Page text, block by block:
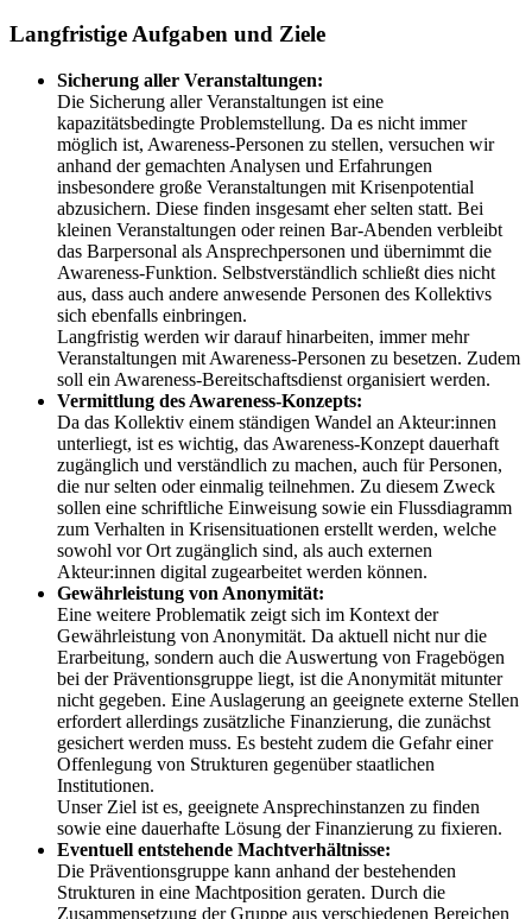
Langfristige Aufgaben und Ziele
Sicherung aller Veranstaltungen:
Die Sicherung aller Veranstaltungen ist eine
kapazitätsbedingte Problemstellung. Da es nicht immer
möglich ist, Awareness-Personen zu stellen, versuchen wir
anhand der gemachten Analysen und Erfahrungen
insbesondere große Veranstaltungen mit Krisenpotential
abzusichern. Diese finden insgesamt eher selten statt. Bei
kleinen Veranstaltungen oder reinen Bar-Abenden verbleibt
das Barpersonal als Ansprechpersonen und übernimmt die
Awareness-Funktion. Selbstverständlich schließt dies nicht
aus, dass auch andere anwesende Personen des Kollektivs
sich ebenfalls einbringen.
Langfristig werden wir darauf hinarbeiten, immer mehr
Veranstaltungen mit Awareness-Personen zu besetzen. Zudem
soll ein Awareness-Bereitschaftsdienst organisiert werden.
Vermittlung des Awareness-Konzepts:
Da das Kollektiv einem ständigen Wandel an Akteur:innen
unterliegt, ist es wichtig, das Awareness-Konzept dauerhaft
zugänglich und verständlich zu machen, auch für Personen,
die nur selten oder einmalig teilnehmen. Zu diesem Zweck
sollen eine schriftliche Einweisung sowie ein Flussdiagramm
zum Verhalten in Krisensituationen erstellt werden, welche
sowohl vor Ort zugänglich sind, als auch externen
Akteur:innen digital zugearbeitet werden können.
Gewährleistung von Anonymität:
Eine weitere Problematik zeigt sich im Kontext der
Gewährleistung von Anonymität. Da aktuell nicht nur die
Erarbeitung, sondern auch die Auswertung von Fragebögen
bei der Präventionsgruppe liegt, ist die Anonymität mitunter
nicht gegeben. Eine Auslagerung an geeignete externe Stellen
erfordert allerdings zusätzliche Finanzierung, die zunächst
gesichert werden muss. Es besteht zudem die Gefahr einer
Offenlegung von Strukturen gegenüber staatlichen
Institutionen.
Unser Ziel ist es, geeignete Ansprechinstanzen zu finden
sowie eine dauerhafte Lösung der Finanzierung zu fixieren.
Eventuell entstehende Machtverhältnisse:
Die Präventionsgruppe kann anhand der bestehenden
Strukturen in eine Machtposition geraten. Durch die
Zusammensetzung der Gruppe aus verschiedenen Bereichen